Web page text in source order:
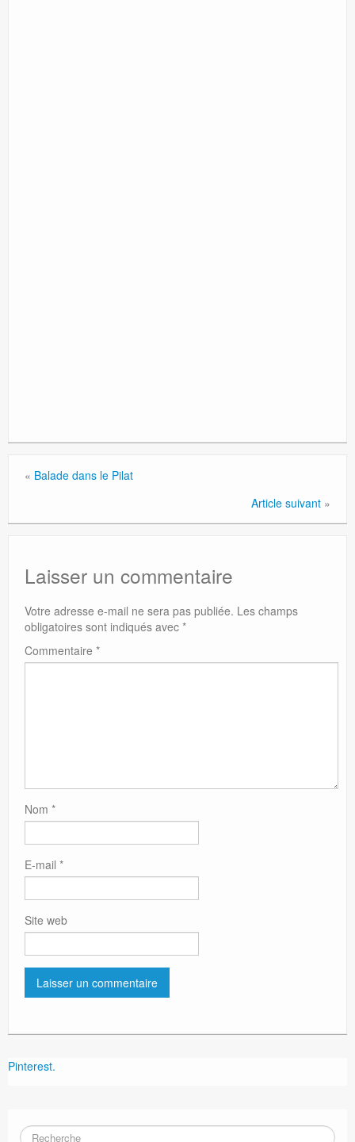
« Balade dans le Pilat
Article suivant »
Laisser un commentaire
Votre adresse e-mail ne sera pas publiée. Les champs
obligatoires sont indiqués avec *
Commentaire *
Nom *
E-mail *
Site web
Pinterest.